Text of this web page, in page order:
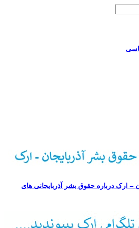
ارک درباره حقوق بشر آذربایجانی های